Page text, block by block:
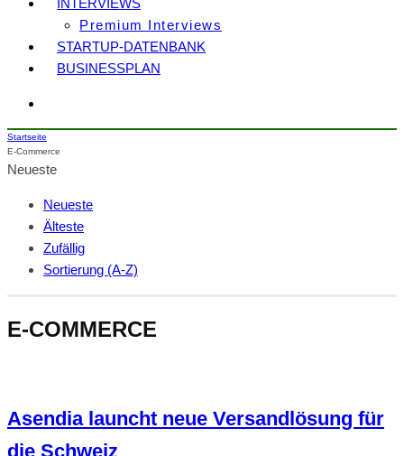
INTERVIEWS
Premium Interviews
STARTUP-DATENBANK
BUSINESSPLAN
Startseite
E-Commerce
Neueste
Neueste
Älteste
Zufällig
Sortierung (A-Z)
E-COMMERCE
Asendia launcht neue Versandlösung für
die Schweiz